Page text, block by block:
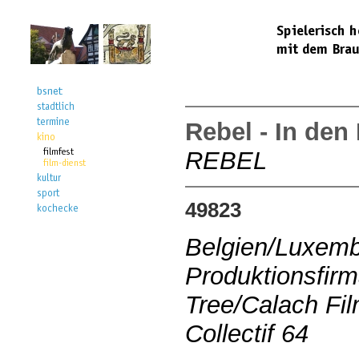
Rebel - In
REBEL
49823
Belgien/
Tree/Calach
Collectif 64